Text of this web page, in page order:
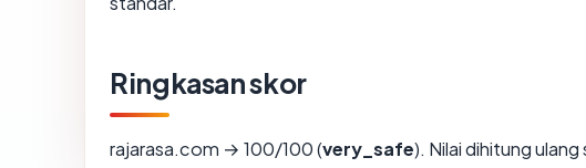
Ringkasan skor
rajarasa.com → 100/100 (very_safe). Nilai dihitung